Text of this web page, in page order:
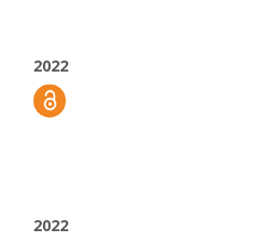
2022
2022